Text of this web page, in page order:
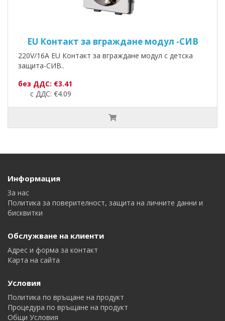
EU Контакт за вграждане модул -СИВ
220V/16A EU Контакт за вграждане модул с детска
защита-СИВ..
без ДДС: €3.41
с ДДС: €4.09
Информация
За нас
Политика за поверителност, защита на личните данни и
бисквитки
Обслужване на клиенти
Адрес и форма за контакт
Карта на сайта
Условия
Политика по връщане на продукт
Процедура по връщане на продукт
Общи Условия